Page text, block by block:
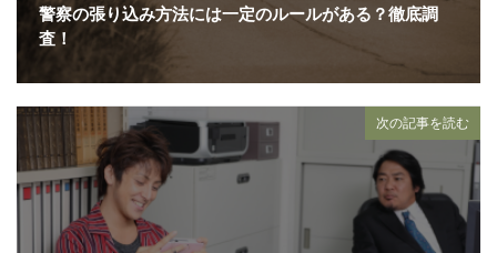
警察の張り込み方法には一定のルールがある？徹底調
査！
次の記事を読む